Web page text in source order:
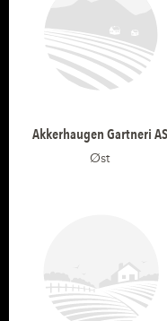
Akkerhaugen Gartneri AS
Øst